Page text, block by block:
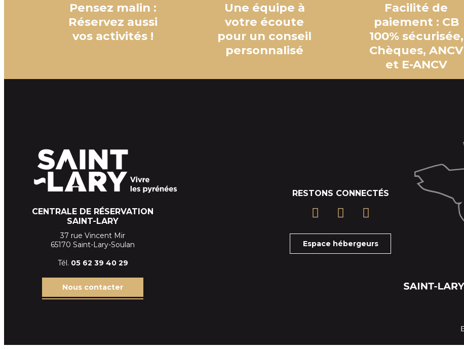
Pensez malin :
Réservez aussi
vos activités !
Une équipe à
votre écoute
pour un conseil
personnalisé
Facilité de
paiement : CB
100% sécurisée,
Chèques, ANCV
et E-ANCV
CENTRALE DE RÉSERVATION
SAINT-LARY
37 rue Vincent Mir
65170 Saint-Lary-Soulan
Tél. 05 62 39 40 29
Nous contacter
RESTONS CONNECTÉS
Espace hébergeurs